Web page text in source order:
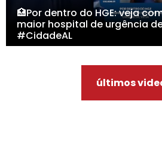
🏥Por dentro do HGE: veja
maior hospital de urgência
#CidadeAL
últimos